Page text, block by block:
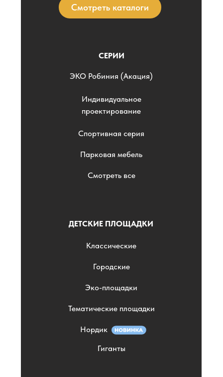
Смотреть каталоги
СЕРИИ
ЭKO Робиния (Акация)
Спортивная серия
Парковая мебель
Смотреть все
Индивидуальное
проектирование
ДЕТСКИЕ ПЛОЩАДКИ
Классические
Городские
Эко-площадки
Тематические площадки
Нордик
Гиганты